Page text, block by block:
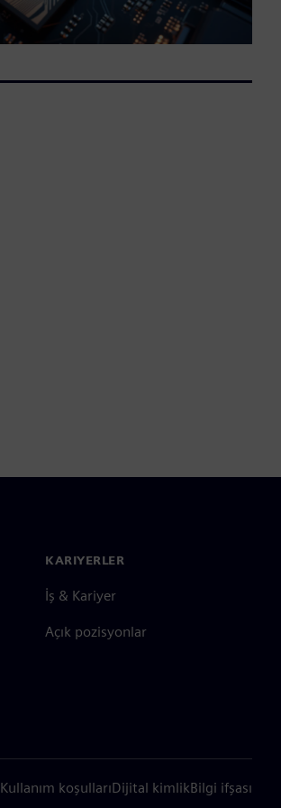
KARIYERLER
İş & Kariyer
Açık pozisyonlar
Kullanım koşullarıDijital kimlikBilgi ifşası